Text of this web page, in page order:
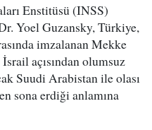
Enstitüsü (INSS)
Yoel Guzansky, Türkiye,
imzalanan Mekke
açısından olumsuz
Suudi Arabistan ile olası
sona erdiği anlamına